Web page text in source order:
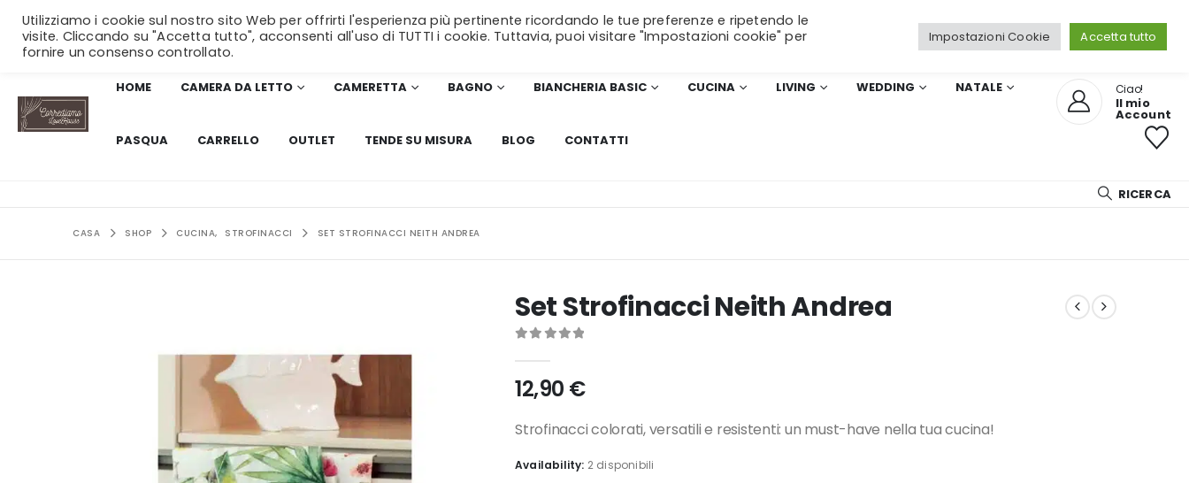
SPEDIZIONE GRATUITAper ordini superiori a 99€!
HOME CAMERA DA LETTO CAMERETTA BAGNO BIANCHERIA BASIC CUCINA LIVING WEDDING NATALE
PASQUA CARRELLO OUTLET TENDE SU MISURA BLOG CONTATTI
Ciao!
Il mio
Account
RICERCA
CASA SHOP CUCINA, STROFINACCI SET STROFINACCI NEITH ANDREA
Set Strofinacci Neith Andrea
12,90 €
Strofinacci colorati, versatili e resistenti: un must-have nella tua cucina!
Availability: 2 disponibili
Utilizziamo i cookie sul nostro sito Web per offrirti l'esperienza più pertinente ricordando le tue preferenze e ripetendo le
visite. Cliccando su "Accetta tutto", acconsenti all'uso di TUTTI i cookie. Tuttavia, puoi visitare "Impostazioni cookie" per
fornire un consenso controllato.
Impostazioni Cookie Accetta tutto